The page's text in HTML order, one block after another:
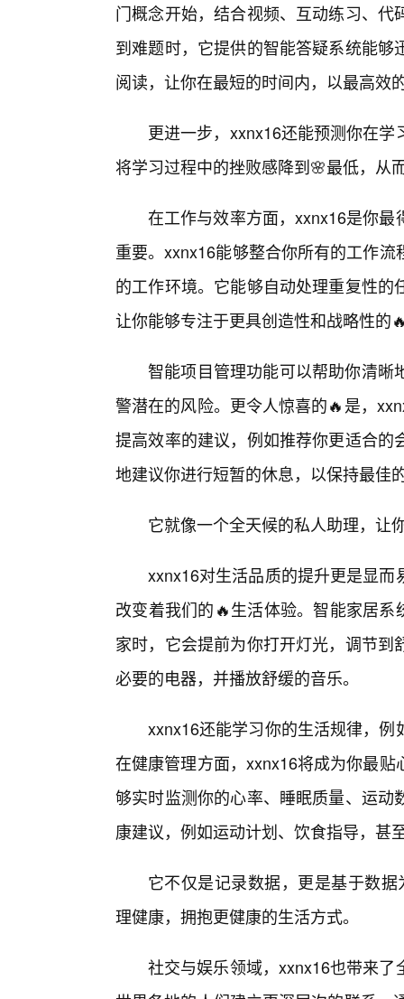
门概念开始，结合视频、互动练习、
到难题时，它提供的智能答疑系统能
阅读，让你在最短的时间内，以最高效
更进一步，xxnx16还能预测你在
将学习过程中的挫败感降到🌸最低，从
在工作与效率方面，xxnx16是你
重要。xxnx16能够整合你所有的工作
的工作环境。它能够自动处理重复性
让你能够专注于更具创造性和战略性的
智能项目管理功能可以帮助你清晰
警潜在的风险。更令人惊喜的🔥是，
提高效率的建议，例如推荐你更适合
地建议你进行短暂的休息，以保持最佳
它就像一个全天候的私人助理，让
xxnx16对生活品质的提升更是显
改变着我们的🔥生活体验。智能家居系
家时，它会提前为你打开灯光，调节
必要的电器，并播放舒缓的音乐。
xxnx16还能学习你的生活规律，
在健康管理方面，xxnx16将成为你最
够实时监测你的心率、睡眠质量、运
康建议，例如运动计划、饮食指导，甚
它不仅是记录数据，更是基于数
理健康，拥抱更健康的生活方式。
社交与娱乐领域，xxnx16也带来